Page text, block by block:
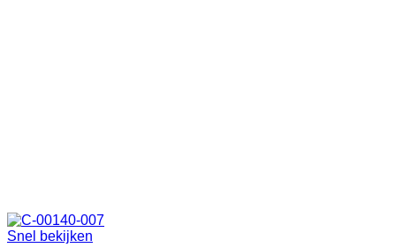
Snel bekijken